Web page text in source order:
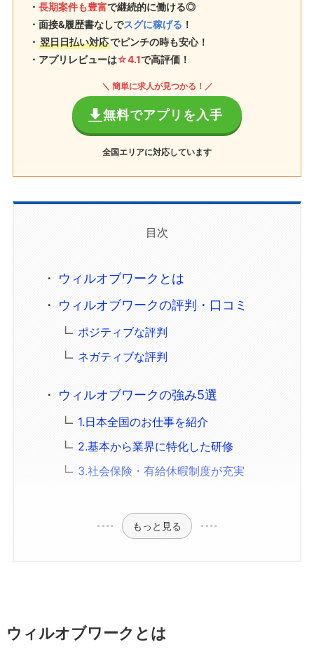
・長期案件も豊富で継続的に働ける◎
・面接&履歴書なしでスグに稼げる ！
・翌日日払い対応でピンチの時も安心！
・アプリレビューは☆4.1で高評価！
＼ 簡単に求人が見つかる！／
無料でアプリを入手
全国エリアに対応しています
目次
ウィルオブワークとは
ウィルオブワークの評判・口コミ
ポジティブな評判
ネガティブな評判
ウィルオブワークの強み5選
1.日本全国のお仕事を紹介
2.基本から業界に特化した研修
3.社会保険・有給休暇制度が充実
もっと見る
ウィルオブワークとは